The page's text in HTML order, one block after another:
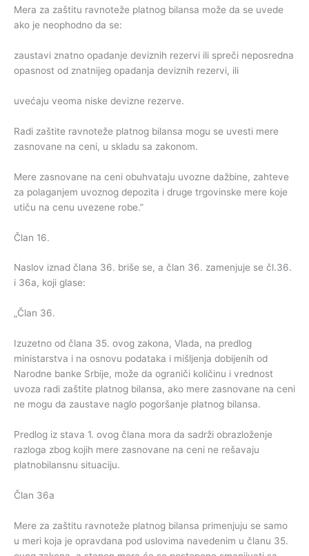
Mera za zaštitu ravnoteže platnog bilansa može da se uvede
ako je neophodno da se:
zaustavi znatno opadanje deviznih rezervi ili spreči neposredna
opasnost od znatnijeg opadanja deviznih rezervi, ili
uvećaju veoma niske devizne rezerve.
Radi zaštite ravnoteže platnog bilansa mogu se uvesti mere
zasnovane na ceni, u skladu sa zakonom.
Mere zasnovane na ceni obuhvataju uvozne dažbine, zahteve
za polaganjem uvoznog depozita i druge trgovinske mere koje
utiču na cenu uvezene robe.”
Član 16.
Naslov iznad člana 36. briše se, a član 36. zamenjuje se čl.36.
i 36a, koji glase:
„Član 36.
Izuzetno od člana 35. ovog zakona, Vlada, na predlog
ministarstva i na osnovu podataka i mišljenja dobijenih od
Narodne banke Srbije, može da ograniči količinu i vrednost
uvoza radi zaštite platnog bilansa, ako mere zasnovane na ceni
ne mogu da zaustave naglo pogoršanje platnog bilansa.
Predlog iz stava 1. ovog člana mora da sadrži obrazloženje
razloga zbog kojih mere zasnovane na ceni ne rešavaju
platnobilansnu situaciju.
Član 36a
Mere za zaštitu ravnoteže platnog bilansa primenjuju se samo
u meri koja je opravdana pod uslovima navedenim u članu 35.